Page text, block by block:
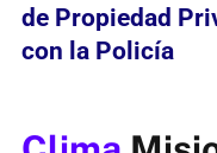
de Propiedad
con la Policía